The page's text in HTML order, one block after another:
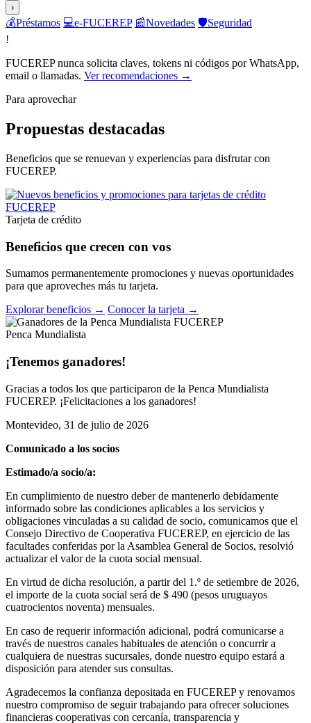
›
💰Préstamos 💻e-FUCEREP 📰Novedades 🛡️Seguridad
!
FUCEREP nunca solicita claves, tokens ni códigos por WhatsApp,
email o llamadas. Ver recomendaciones →
Para aprovechar
Propuestas destacadas
Beneficios que se renuevan y experiencias para disfrutar con
FUCEREP.
Tarjeta de crédito
Beneficios que crecen con vos
Sumamos permanentemente promociones y nuevas oportunidades
para que aproveches más tu tarjeta.
Explorar beneficios → Conocer la tarjeta →
Penca Mundialista
¡Tenemos ganadores!
Gracias a todos los que participaron de la Penca Mundialista
FUCEREP. ¡Felicitaciones a los ganadores!
Montevideo, 31 de julio de 2026
Comunicado a los socios
Estimado/a socio/a:
En cumplimiento de nuestro deber de mantenerlo debidamente
informado sobre las condiciones aplicables a los servicios y
obligaciones vinculadas a su calidad de socio, comunicamos que el
Consejo Directivo de Cooperativa FUCEREP, en ejercicio de las
facultades conferidas por la Asamblea General de Socios, resolvió
actualizar el valor de la cuota social mensual.
En virtud de dicha resolución, a partir del 1.º de setiembre de 2026,
el importe de la cuota social será de $ 490 (pesos uruguayos
cuatrocientos noventa) mensuales.
En caso de requerir información adicional, podrá comunicarse a
través de nuestros canales habituales de atención o concurrir a
cualquiera de nuestras sucursales, donde nuestro equipo estará a
disposición para atender sus consultas.
Agradecemos la confianza depositada en FUCEREP y renovamos
nuestro compromiso de seguir trabajando para ofrecer soluciones
financieras cooperativas con cercanía, transparencia y